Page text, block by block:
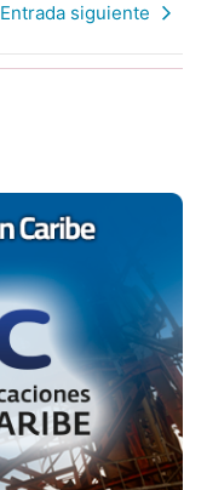
Entrada siguiente